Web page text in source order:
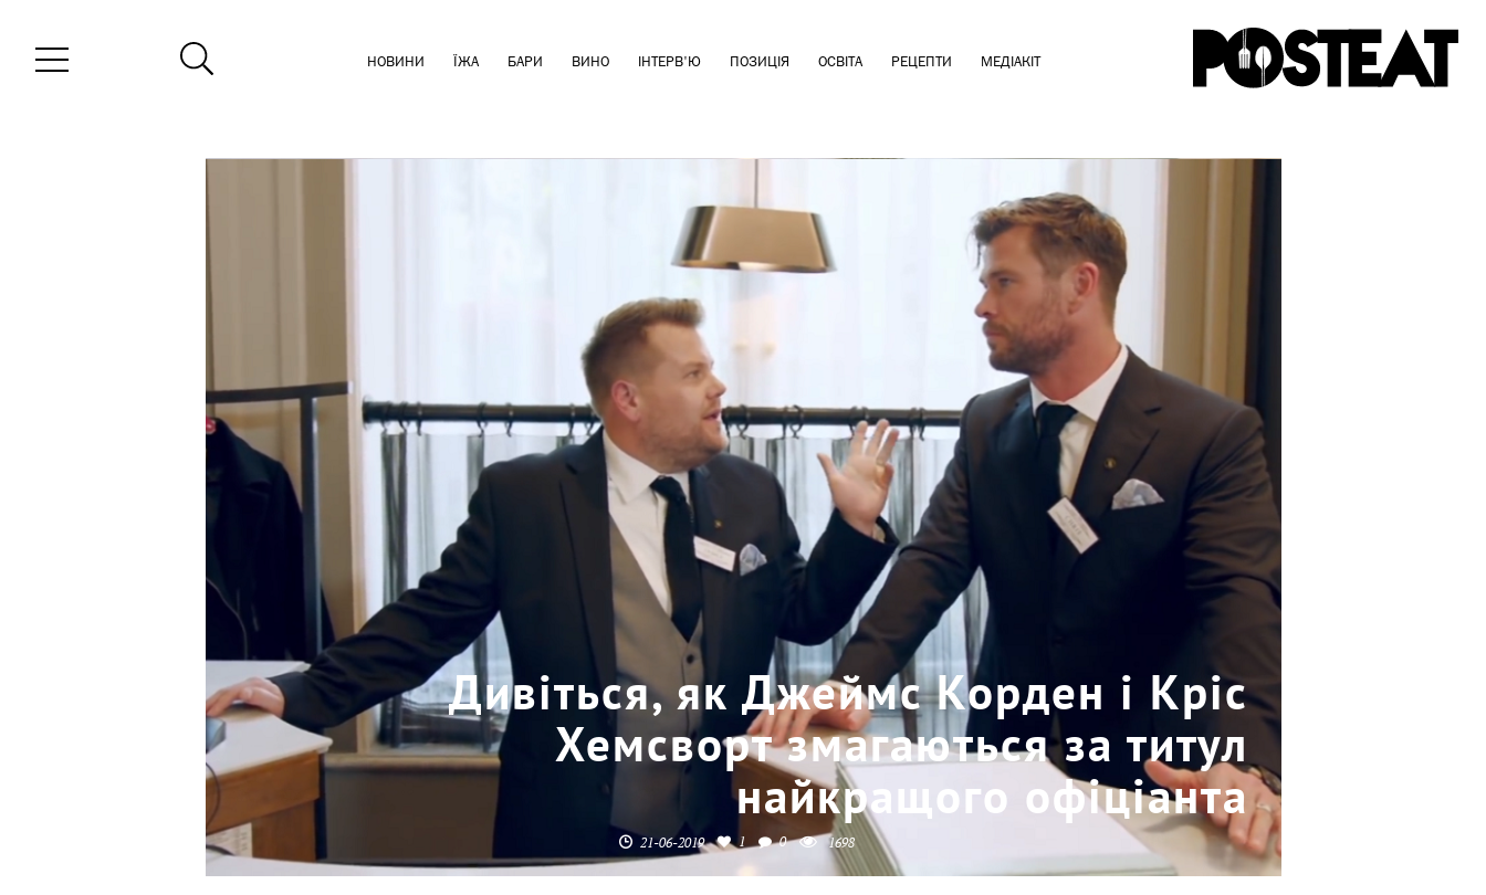
НОВИНИ ЇЖА БАРИ ВИНО ІНТЕРВ'Ю ПОЗИЦІЯ ОСВІТА РЕЦЕПТИ МЕДІАКІТ
Дивіться, як Джеймс Корден і Кріс
Хемсворт змагаються за титул
найкращого офіціанта
21-06-2019 1 0 1698